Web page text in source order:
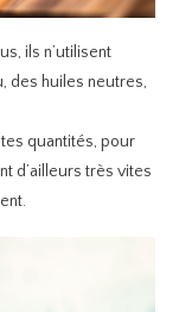
ils n’utilisent
des huiles neutres,
quantités, pour
d’ailleurs très vites